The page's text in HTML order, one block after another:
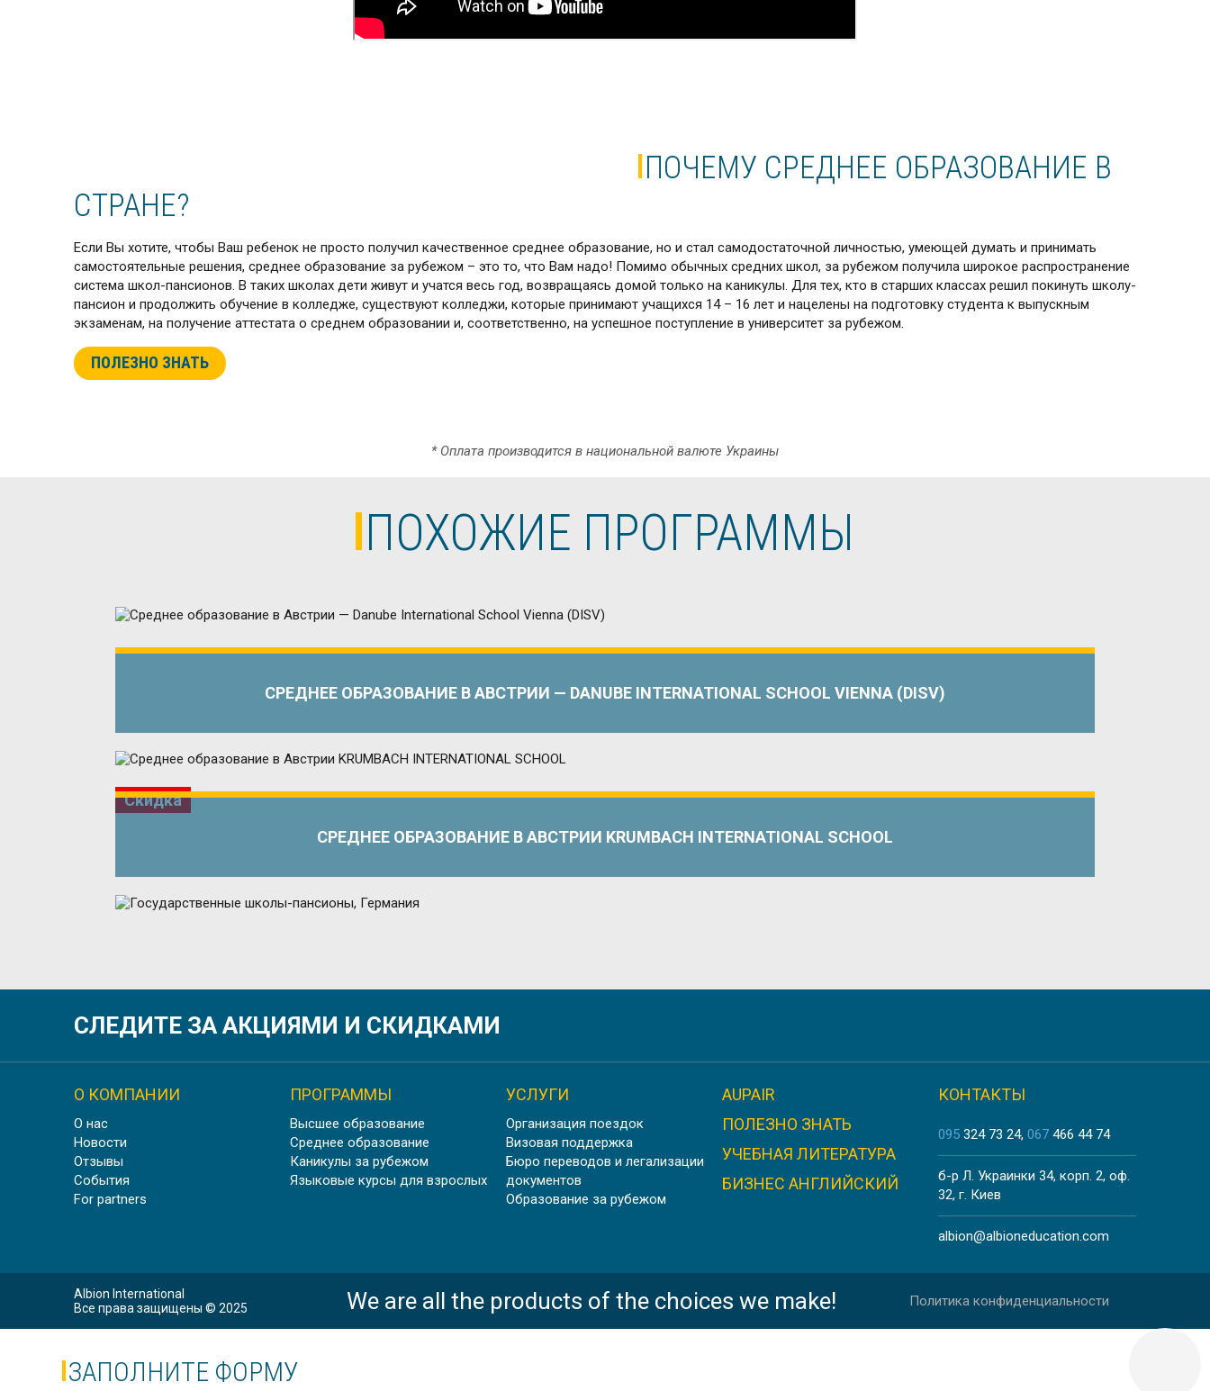
ПОЧЕМУ СРЕДНЕЕ ОБРАЗОВАНИЕ В
СТРАНЕ?
Если Вы хотите, чтобы Ваш ребенок не просто получил качественное среднее образование, но и стал самодостаточной личностью, умеющей думать и принимать
самостоятельные решения, среднее образование за рубежом – это то, что Вам надо! Помимо обычных средних школ, за рубежом получила широкое распространение
система школ-пансионов. В таких школах дети живут и учатся весь год, возвращаясь домой только на каникулы. Для тех, кто в старших классах решил покинуть школу-
пансион и продолжить обучение в колледже, существуют колледжи, которые принимают учащихся 14 – 16 лет и нацелены на подготовку студента к выпускным
экзаменам, на получение аттестата о среднем образовании и, соответственно, на успешное поступление в университет за рубежом.
ПОЛЕЗНО ЗНАТЬ
* Оплата производится в национальной валюте Украины
ПОХОЖИЕ ПРОГРАММЫ
СРЕДНЕЕ ОБРАЗОВАНИЕ В АВСТРИИ — DANUBE INTERNATIONAL SCHOOL VIENNA (DISV)
Скидка
СРЕДНЕЕ ОБРАЗОВАНИЕ В АВСТРИИ KRUMBACH INTERNATIONAL SCHOOL
Скидка
ШКОЛА-ПАНСИОН ACKWORTH SCHOOL | ЭКВОРТ, АНГЛИЯ
PADWORTH COLLEGE, АНГЛИЯ
Скидка
СЛЕДИТЕ ЗА АКЦИЯМИ И СКИДКАМИ
О КОМПАНИИ
О нас
Новости
Отзывы
События
For partners
ПРОГРАММЫ
Высшее образование
Среднее образование
Каникулы за рубежом
Языковые курсы для взрослых
УСЛУГИ
Организация поездок
Визовая поддержка
Бюро переводов и легализации
документов
Образование за рубежом
AUPAIR
ПОЛЕЗНО ЗНАТЬ
УЧЕБНАЯ ЛИТЕРАТУРА
БИЗНЕС АНГЛИЙСКИЙ
КОНТАКТЫ
095 324 73 24 067 466 44 74
б-р Л. Украинки 34, корп. 2, оф.
32, г. Киев
albion@albioneducation.com
Albion International
Все права защищены © 2025
We are all the products of the choices we make! Политика конфиденциальности
ЗАПОЛНИТЕ ФОРМУ